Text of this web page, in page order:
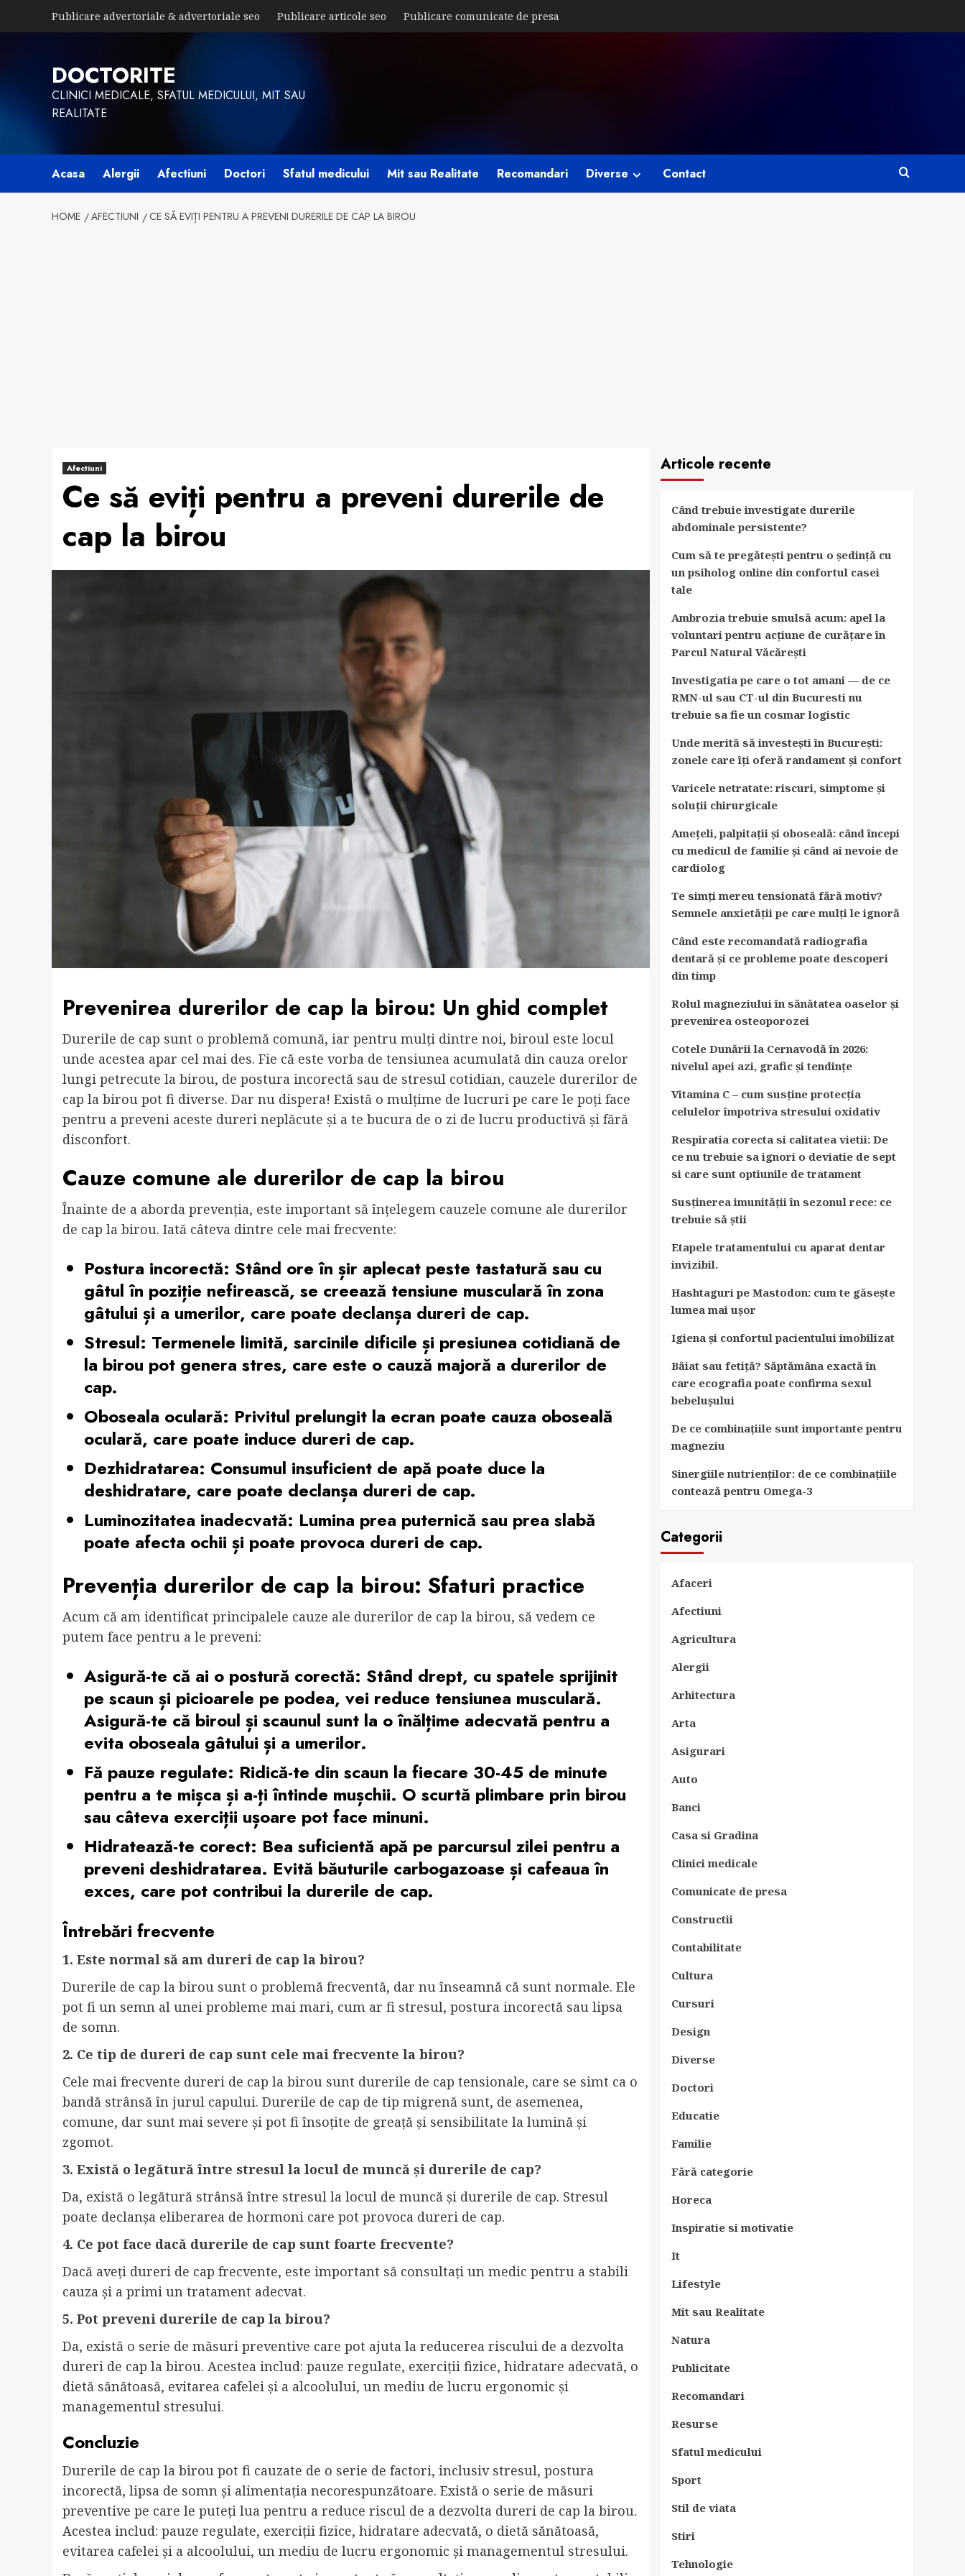
Publicare advertoriale & advertoriale seo Publicare articole seo Publicare comunicate de presa
DOCTORITE
CLINICI MEDICALE, SFATUL MEDICULUI, MIT SAU
REALITATE
Acasa Alergii Afectiuni Doctori Sfatul medicului Mit sau Realitate Recomandari Diverse Contact
HOME AFECTIUNI CE SĂ EVIȚI PENTRU A PREVENI DURERILE DE CAP LA BIROU
Afectiuni
Ce să eviți pentru a preveni durerile de
cap la birou
Prevenirea durerilor de cap la birou: Un ghid complet
Durerile de cap sunt o problemă comună, iar pentru mulți dintre noi, biroul este locul
unde acestea apar cel mai des. Fie că este vorba de tensiunea acumulată din cauza orelor
lungi petrecute la birou, de postura incorectă sau de stresul cotidian, cauzele durerilor de
cap la birou pot fi diverse. Dar nu dispera! Există o mulțime de lucruri pe care le poți face
pentru a preveni aceste dureri neplăcute și a te bucura de o zi de lucru productivă și fără
disconfort.
Cauze comune ale durerilor de cap la birou
Înainte de a aborda prevenția, este important să înțelegem cauzele comune ale durerilor
de cap la birou. Iată câteva dintre cele mai frecvente:
Postura incorectă: Stând ore în șir aplecat peste tastatură sau cu
gâtul în poziție nefirească, se creează tensiune musculară în zona
gâtului și a umerilor, care poate declanșa dureri de cap.
Stresul: Termenele limită, sarcinile dificile și presiunea cotidiană de
la birou pot genera stres, care este o cauză majoră a durerilor de
cap.
Oboseala oculară: Privitul prelungit la ecran poate cauza oboseală
oculară, care poate induce dureri de cap.
Dezhidratarea: Consumul insuficient de apă poate duce la
deshidratare, care poate declanșa dureri de cap.
Luminozitatea inadecvată: Lumina prea puternică sau prea slabă
poate afecta ochii și poate provoca dureri de cap.
Prevenția durerilor de cap la birou: Sfaturi practice
Acum că am identificat principalele cauze ale durerilor de cap la birou, să vedem ce
putem face pentru a le preveni:
Asigură-te că ai o postură corectă: Stând drept, cu spatele sprijinit
pe scaun și picioarele pe podea, vei reduce tensiunea musculară.
Asigură-te că biroul și scaunul sunt la o înălțime adecvată pentru a
evita oboseala gâtului și a umerilor.
Fă pauze regulate: Ridică-te din scaun la fiecare 30-45 de minute
pentru a te mișca și a-ți întinde mușchii. O scurtă plimbare prin birou
sau câteva exerciții ușoare pot face minuni.
Hidratează-te corect: Bea suficientă apă pe parcursul zilei pentru a
preveni deshidratarea. Evită băuturile carbogazoase și cafeaua în
exces, care pot contribui la durerile de cap.
Întrebări frecvente
1. Este normal să am dureri de cap la birou?
Durerile de cap la birou sunt o problemă frecventă, dar nu înseamnă că sunt normale. Ele
pot fi un semn al unei probleme mai mari, cum ar fi stresul, postura incorectă sau lipsa
de somn.
2. Ce tip de dureri de cap sunt cele mai frecvente la birou?
Cele mai frecvente dureri de cap la birou sunt durerile de cap tensionale, care se simt ca o
bandă strânsă în jurul capului. Durerile de cap de tip migrenă sunt, de asemenea,
comune, dar sunt mai severe și pot fi însoțite de greață și sensibilitate la lumină și
zgomot.
3. Există o legătură între stresul la locul de muncă și durerile de cap?
Da, există o legătură strânsă între stresul la locul de muncă și durerile de cap. Stresul
poate declanșa eliberarea de hormoni care pot provoca dureri de cap.
4. Ce pot face dacă durerile de cap sunt foarte frecvente?
Dacă aveți dureri de cap frecvente, este important să consultați un medic pentru a stabili
cauza și a primi un tratament adecvat.
5. Pot preveni durerile de cap la birou?
Da, există o serie de măsuri preventive care pot ajuta la reducerea riscului de a dezvolta
dureri de cap la birou. Acestea includ: pauze regulate, exerciții fizice, hidratare adecvată, o
dietă sănătoasă, evitarea cafelei și a alcoolului, un mediu de lucru ergonomic și
managementul stresului.
Concluzie
Durerile de cap la birou pot fi cauzate de o serie de factori, inclusiv stresul, postura
incorectă, lipsa de somn și alimentația necorespunzătoare. Există o serie de măsuri
preventive pe care le puteți lua pentru a reduce riscul de a dezvolta dureri de cap la birou.
Acestea includ: pauze regulate, exerciții fizice, hidratare adecvată, o dietă sănătoasă,
evitarea cafelei și a alcoolului, un mediu de lucru ergonomic și managementul stresului.
Articole recente
Când trebuie investigate durerile
abdominale persistente?
Cum să te pregătești pentru o ședință cu
un psiholog online din confortul casei
tale
Ambrozia trebuie smulsă acum: apel la
voluntari pentru acțiune de curățare în
Parcul Natural Văcărești
Investigatia pe care o tot amani — de ce
RMN-ul sau CT-ul din Bucuresti nu
trebuie sa fie un cosmar logistic
Unde merită să investești în București:
zonele care îți oferă randament și confort
Varicele netratate: riscuri, simptome și
soluții chirurgicale
Amețeli, palpitații și oboseală: când începi
cu medicul de familie și când ai nevoie de
cardiolog
Te simți mereu tensionată fără motiv?
Semnele anxietății pe care mulți le ignoră
Când este recomandată radiografia
dentară și ce probleme poate descoperi
din timp
Rolul magneziului în sănătatea oaselor și
prevenirea osteoporozei
Cotele Dunării la Cernavodă în 2026:
nivelul apei azi, grafic și tendințe
Vitamina C – cum susține protecția
celulelor împotriva stresului oxidativ
Respiratia corecta si calitatea vietii: De
ce nu trebuie sa ignori o deviatie de sept
si care sunt optiunile de tratament
Susținerea imunității în sezonul rece: ce
trebuie să știi
Etapele tratamentului cu aparat dentar
invizibil.
Hashtaguri pe Mastodon: cum te găsește
lumea mai ușor
Igiena și confortul pacientului imobilizat
Băiat sau fetiță? Săptămâna exactă în
care ecografia poate confirma sexul
bebelușului
De ce combinațiile sunt importante pentru
magneziu
Sinergiile nutrienților: de ce combinațiile
contează pentru Omega-3
Categorii
Afaceri
Afectiuni
Agricultura
Alergii
Arhitectura
Arta
Asigurari
Auto
Banci
Casa si Gradina
Clinici medicale
Comunicate de presa
Constructii
Contabilitate
Cultura
Cursuri
Design
Diverse
Doctori
Educatie
Familie
Fără categorie
Horeca
Inspiratie si motivatie
It
Lifestyle
Mit sau Realitate
Natura
Publicitate
Recomandari
Resurse
Sfatul medicului
Sport
Stil de viata
Stiri
Tehnologie